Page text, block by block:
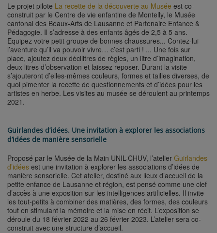
Le projet pilote La recette de la découverte au Musée est co-
construit par le Centre de vie enfantine de Montelly, le Musée
cantonal des Beaux-Arts de Lausanne et Partenaire Enfance &
Pédagogie. Il s’adresse à des enfants âgés de 2,5 à 5 ans.
Equipez votre petit groupe de bonnes chaussures... Contez-lui
l’aventure qu’il va pouvoir vivre… c’est parti ! ... Une fois sur
place, ajoutez deux décilitres de règles, un litre d’imagination,
deux litres d’observation et laissez reposer. Durant la visite
s’ajouteront d’elles-mêmes couleurs, formes et tailles diverses, de
quoi pimenter la recette de questionnements et d’idées pour les
artistes en herbe. Les visites au musée se déroulent au printemps
2021.
Guirlandes d’idées. Une invitation à explorer les associations
d’idées de manière sensorielle
Proposé par le Musée de la Main UNIL-CHUV, l’atelier Guirlandes
d’idées est une invitation à explorer les associations d’idées de
manière sensorielle. Cet atelier, destiné aux lieux d’accueil de la
petite enfance de Lausanne et région, est pensé comme une clef
d’accès à une exposition sur les intelligences artificielles. Il invite
les tout-petits à combiner des matières, des formes, des couleurs
tout en stimulant la mémoire et la mise en récit. L’exposition se
déroule du 18 février 2022 au 26 février 2023. L’atelier sera co-
construit avec une structure d’accueil.